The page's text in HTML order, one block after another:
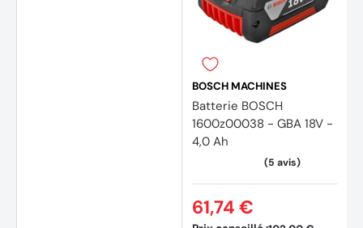
BOSCH MACHINES
Batterie BOSCH
1600z00038 - GBA 18V -
4,0 Ah
61,74 €